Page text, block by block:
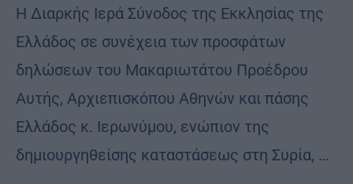
Η Διαρκής Ιερά Σύνοδος της Εκκλησίας της
Ελλάδος σε συνέχεια των προσφάτων
δηλώσεων του Μακαριωτάτου Προέδρου
Αυτής, Αρχιεπισκόπου Αθηνών και πάσης
Ελλάδος κ. Ιερωνύμου, ενώπιον της
δημιουργηθείσης καταστάσεως στη Συρία, …